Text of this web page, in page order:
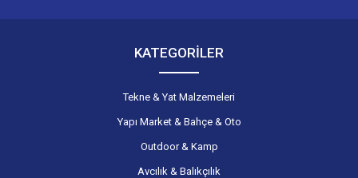
KATEGORİLER
Tekne & Yat Malzemeleri
Yapı Market & Bahçe & Oto
Outdoor & Kamp
Avcılık & Balıkçılık